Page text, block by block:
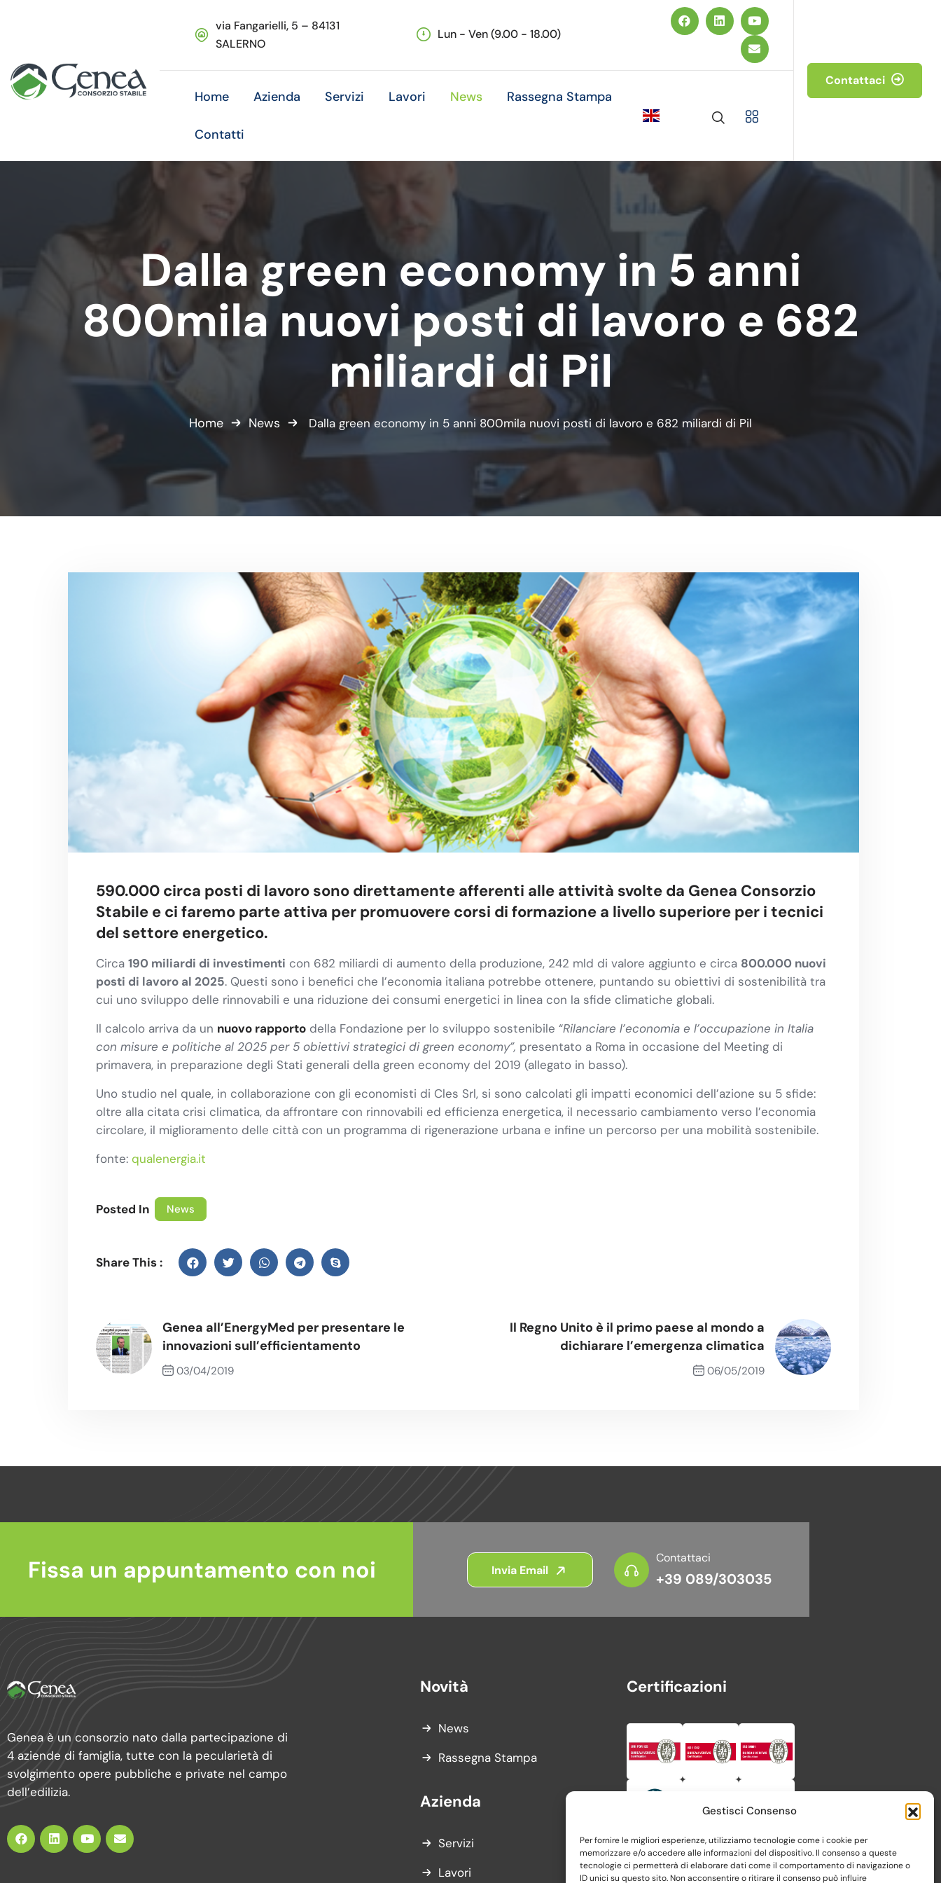
Gestisci Consenso
Per fornire le migliori esperienze, utilizziamo tecnologie come i cookie per
memorizzare e/o accedere alle informazioni del dispositivo. Il consenso a queste
tecnologie ci permetterà di elaborare dati come il comportamento di navigazione o
ID unici su questo sito. Non acconsentire o ritirare il consenso può influire
via Fangarielli, 5 – 84131
SALERNO
Lun - Ven (9.00 - 18.00)
Home Azienda Servizi Lavori News Rassegna Stampa
Contatti
Contattaci
Dalla green economy in 5 anni
800mila nuovi posti di lavoro e 682
miliardi di Pil
Home News Dalla green economy in 5 anni 800mila nuovi posti di lavoro e 682 miliardi di Pil
590.000 circa posti di lavoro sono direttamente afferenti alle attività svolte da Genea Consorzio
Stabile e ci faremo parte attiva per promuovere corsi di formazione a livello superiore per i tecnici
del settore energetico.
Circa 190 miliardi di investimenti con 682 miliardi di aumento della produzione, 242 mld di valore aggiunto e circa 800.000 nuovi
posti di lavoro al 2025. Questi sono i benefici che l’economia italiana potrebbe ottenere, puntando su obiettivi di sostenibilità tra
cui uno sviluppo delle rinnovabili e una riduzione dei consumi energetici in linea con la sfide climatiche globali.
Il calcolo arriva da un nuovo rapporto della Fondazione per lo sviluppo sostenibile “Rilanciare l’economia e l’occupazione in Italia
con misure e politiche al 2025 per 5 obiettivi strategici di green economy”, presentato a Roma in occasione del Meeting di
primavera, in preparazione degli Stati generali della green economy del 2019 (allegato in basso).
Uno studio nel quale, in collaborazione con gli economisti di Cles Srl, si sono calcolati gli impatti economici dell’azione su 5 sfide:
oltre alla citata crisi climatica, da affrontare con rinnovabili ed efficienza energetica, il necessario cambiamento verso l’economia
circolare, il miglioramento delle città con un programma di rigenerazione urbana e infine un percorso per una mobilità sostenibile.
fonte: qualenergia.it
Posted In News
Share This :
Genea all’EnergyMed per presentare le
innovazioni sull’efficientamento
03/04/2019
Il Regno Unito è il primo paese al mondo a
dichiarare l’emergenza climatica
06/05/2019
Fissa un appuntamento con noi Invia Email
Contattaci
+39 089/303035
Genea è un consorzio nato dalla partecipazione di
4 aziende di famiglia, tutte con la pecularietà di
svolgimento opere pubbliche e private nel campo
dell’edilizia.
Novità
News
Rassegna Stampa
Azienda
Servizi
Lavori
Certificazioni